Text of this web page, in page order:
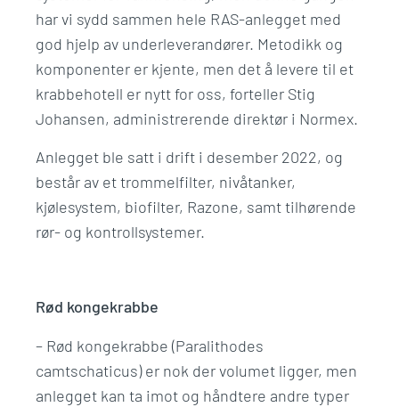
har vi sydd sammen hele RAS-anlegget med
god hjelp av underleverandører. Metodikk og
komponenter er kjente, men det å levere til et
krabbehotell er nytt for oss, forteller Stig
Johansen, administrerende direktør i Normex.
Anlegget ble satt i drift i desember 2022, og
består av et trommelfilter, nivåtanker,
kjølesystem, biofilter, Razone, samt tilhørende
rør- og kontrollsystemer.
Rød kongekrabbe
– Rød kongekrabbe (Paralithodes
camtschaticus) er nok der volumet ligger, men
anlegget kan ta imot og håndtere andre typer